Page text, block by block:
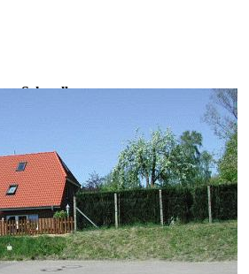
Schwalbenweg